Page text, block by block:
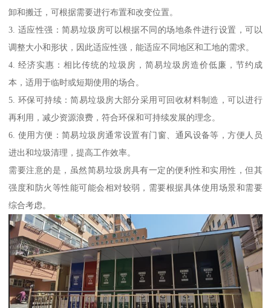
卸和搬迁，可根据需要进行布置和改变位置。
3. 适应性强：简易垃圾房可以根据不同的场地条件进行设置，可以
调整大小和形状，因此适应性强，能适应不同地区和工地的需求。
4. 经济实惠：相比传统的垃圾房，简易垃圾房造价低廉，节约成
本，适用于临时或短期使用的场合。
5. 环保可持续：简易垃圾房大部分采用可回收材料制造，可以进行
再利用，减少资源浪费，符合环保和可持续发展的理念。
6. 使用方便：简易垃圾房通常设置有门窗、通风设备等，方便人员
进出和垃圾清理，提高工作效率。
需要注意的是，虽然简易垃圾房具有一定的便利性和实用性，但其
强度和防火等性能可能会相对较弱，需要根据具体使用场景和需要
综合考虑。